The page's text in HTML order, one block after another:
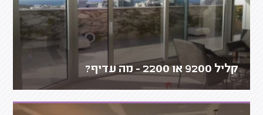
קליל 9200 או 2200 - מה עדיף?